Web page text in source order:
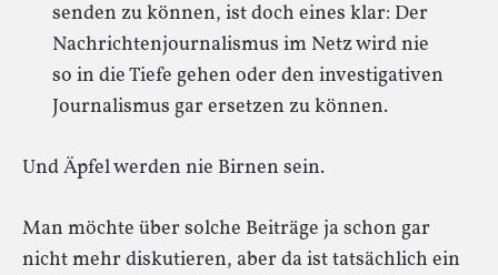
senden zu können, ist doch eines klar: Der
Nachrichtenjournalismus im Netz wird nie
so in die Tiefe gehen oder den investigativen
Journalismus gar ersetzen zu können.
Und Äpfel werden nie Birnen sein.
Man möchte über solche Beiträge ja schon gar
nicht mehr diskutieren, aber da ist tatsächlich ein